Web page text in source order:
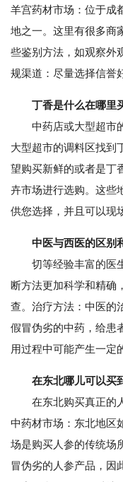
羊宫药材市场：位于成
地之一。这里有很多商
些鉴别方法，如观察外
规渠道：尽量选择信誉
丁香是什么在哪里
中药店或大型超市的
大型超市的调料区找到
望购买新鲜的或者是丁
卉市场进行选购。这些
供您选择，并且可以现
中医与西医的区别
切等经验丰富的医生
断方法更加科学和精确
查。治疗方法：中医的
假冒伪劣的中药，给患
用过程中可能产生一定
在东北哪儿可以买
在东北购买真正的人
中药材市场：东北地区
场是购买人参的传统场
冒伪劣的人参产品，因